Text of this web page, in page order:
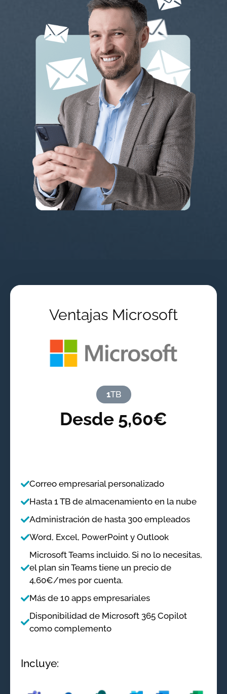
Ventajas Microsoft
1TB
Desde 5,60€
Correo empresarial personalizado
Hasta 1 TB de almacenamiento en la nube
Administración de hasta 300 empleados
Word, Excel, PowerPoint y Outlook
Microsoft Teams incluido. Si no lo necesitas,
el plan sin Teams tiene un precio de
4,60€/mes por cuenta.
Más de 10 apps empresariales
Disponibilidad de Microsoft 365 Copilot
como complemento
Incluye: